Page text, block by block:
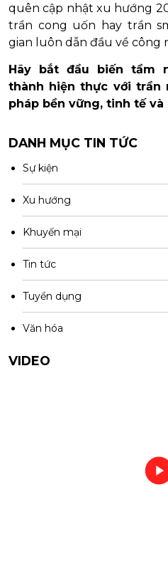
quên cập nhật xu hướng
trần cong uốn hay trần
gian luôn dẫn đầu về công
Hãy bắt đầu biến tầm
thành hiện thực với trần
pháp bền vững, tinh tế và
DANH MỤC TIN TỨC
Sự kiện
Xu hướng
Khuyến mại
Tin tức
Tuyển dụng
Văn hóa
VIDEO